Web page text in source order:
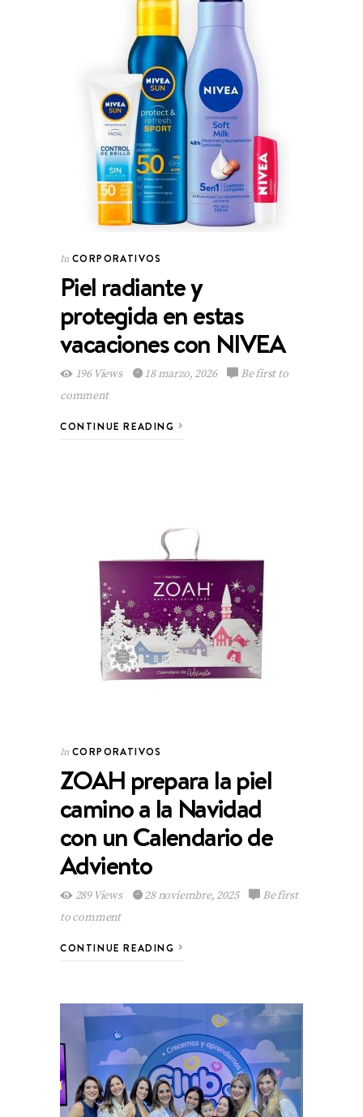
In CORPORATIVOS
Piel radiante y
protegida en estas
vacaciones con NIVEA
196 Views 18 marzo, 2026
Be first to
comment
CONTINUE READING
In CORPORATIVOS
ZOAH prepara la piel
camino a la Navidad
con un Calendario de
Adviento
289 Views 28 noviembre, 2025
Be first
to comment
CONTINUE READING